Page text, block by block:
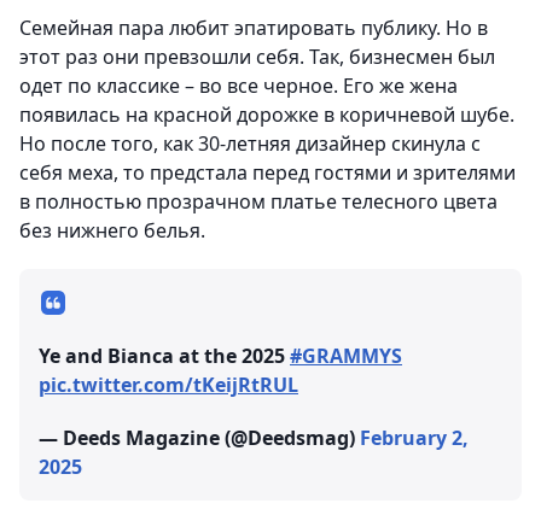
Семейная пара любит эпатировать публику. Но в
этот раз они превзошли себя. Так, бизнесмен был
одет по классике – во все черное. Его же жена
появилась на красной дорожке в коричневой шубе.
Но после того, как 30-летняя дизайнер скинула с
себя меха, то предстала перед гостями и зрителями
в полностью прозрачном платье телесного цвета
без нижнего белья.
Ye and Bianca at the 2025#GRAMMYS
pic.twitter.com/tKeijRtRUL
— Deeds Magazine (@Deedsmag) February 2,
2025